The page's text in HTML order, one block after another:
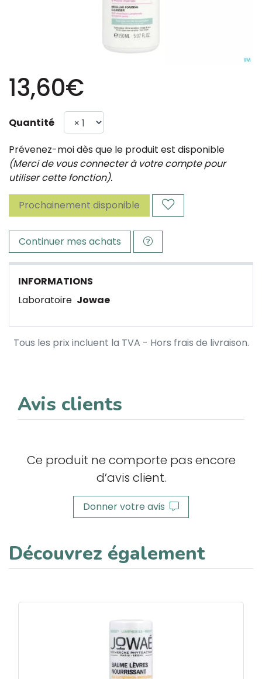
13,60€
Quantité
Prévenez-moi dès que le produit est disponible
(Merci de vous connecter à votre compte pour
utiliser cette fonction).
Prochainement disponible
Continuer mes achats
INFORMATIONS
Laboratoire Jowae
Tous les prix incluent la TVA - Hors frais de livraison.
Avis clients
Ce produit ne comporte pas encore
d’avis client.
Donner votre avis
Découvrez également